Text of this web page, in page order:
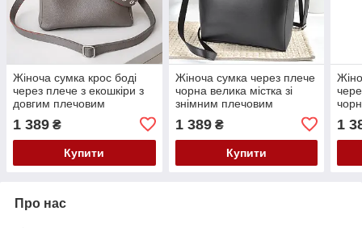
Жіноча сумка крос боді
через плече з екошкіри з
довгим плечовим
ременем колір капучино
1 389 ₴
Купити
Жіноча сумка через плече
чорна велика містка зі
знімним плечовим
1 389₴
Купити
1
Про нас